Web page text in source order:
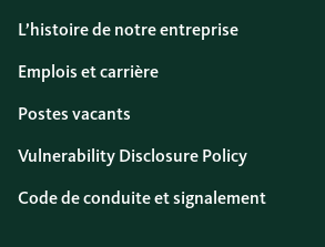
L’histoire de notre entreprise
Emplois et carrière
Postes vacants
Vulnerability Disclosure Policy
Code de conduite et signalement